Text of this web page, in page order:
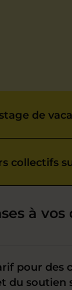
de
collectifs
à
pour des
du soutien